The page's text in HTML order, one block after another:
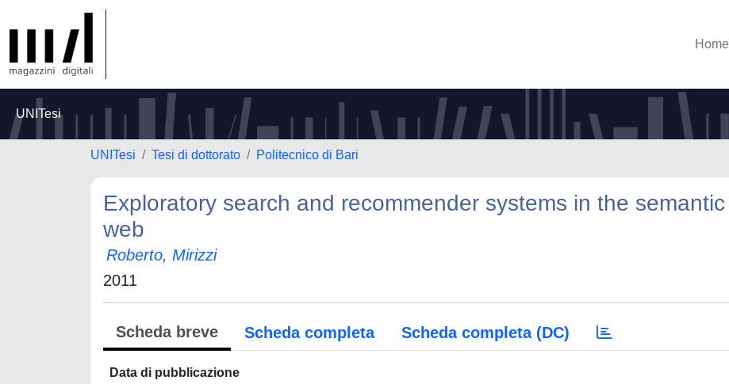
Home
UNITesi
UNITesi Tesi di dottorato Politecnico di Bari
Exploratory search and recommender systems in the semantic
web
Roberto, Mirizzi
2011
Scheda breve Scheda completa Scheda completa (DC)
Data di pubblicazione